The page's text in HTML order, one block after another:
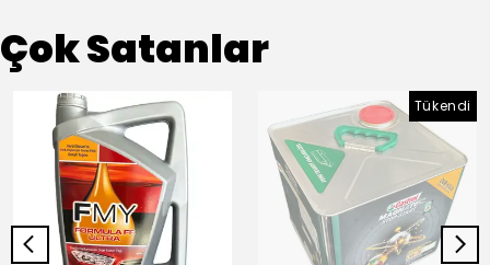
Çok Satanlar
Tükendi